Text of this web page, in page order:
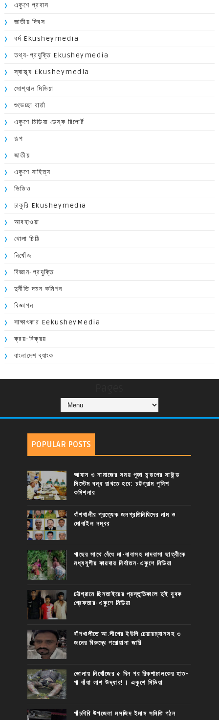
একুশে প্রবাস
জাতীয় দিবস
ধর্ম Ekusheymedia
তথ্য-প্রযুক্তি Ekusheymedia
স্বাস্থ্য Ekusheymedia
সোশ্যাল মিডিয়া
শুভেচ্ছা বার্তা
একুশে মিডিয়া ডেস্ক রিপোর্ট
গল্প
জাতীয়
একুশে সাহিত্য
ভিডিও
চাকুরি Ekusheymedia
আবহাওয়া
খোলা চিঠি
নিখোঁজ
বিজ্ঞান-প্রযুক্তি
দুর্নীতি দমন কমিশন
বিজ্ঞাপন
সাক্ষাৎকার EekusheyMedia
ক্রয়-বিক্রয়
বাংলাদেশ ব্যাংক
POPULAR POSTS
আযান ও নামাজের সময় পূজা মন্ডপের সাউন্ড
সিস্টেম বন্ধ রাখতে হবে: চট্টগ্রাম পুলিশ
কমিশনার
বাঁশখালীর প্রত্যেক জনপ্রতিনিধিদের নাম ও
মোবাইল নম্বর
গাছের সাথে বেঁধে মা-বাবাসহ মাদরাসা ছাত্রীকে
মধ্যযুগীয় কায়দায় নির্যাতন-একুশে মিডিয়া
চট্টগ্রামে ছিনতাইয়ের প্রস্তুতিকালে দুই যুবক
গ্রেফতার-একুশে মিডিয়া
বাঁশখালীতে আ.লীগের ইউপি চেয়ারম্যানসহ ৩
জনের বিরুদ্ধে পরোয়ানা জারি
ভোলায় নিখোঁজের ৫ দিন পর রিকশাচালকের হাত-
পা বাঁধা লাশ উদ্ধার!। একুশে মিডিয়া
পাঁচবিবি উপজেলা মসজিদ ইমাম সমিতি গঠন